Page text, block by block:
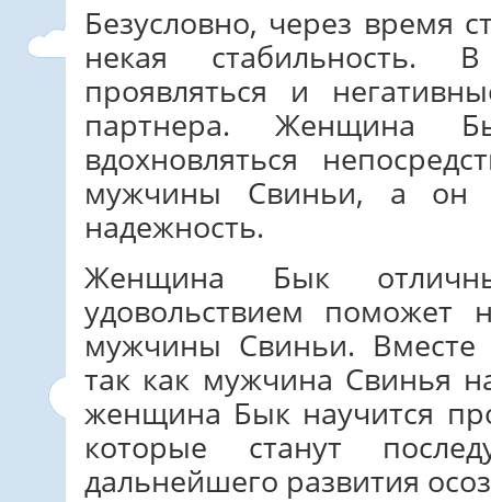
Безусловно, через время
некая стабильность.
проявляться и
партнера. Женщина
вдохновляться
мужчины Свиньи, а он
надежность.
Женщина Бык
удовольствием поможет
мужчины Свиньи. Вместе
так как мужчина Свинья
женщина Бык научится
которые станут
дальнейшего развития